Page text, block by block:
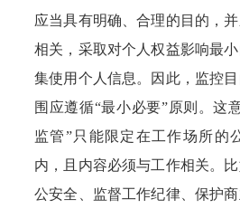
应当具有明确、合理的目的，
相关，采取对个人权益影响最
集使用个人信息。因此，监控
围应遵循“最小必要”原则。这
监管”只能限定在工作场所的
内，且内容必须与工作相关。
公安全、监督工作纪律、保护